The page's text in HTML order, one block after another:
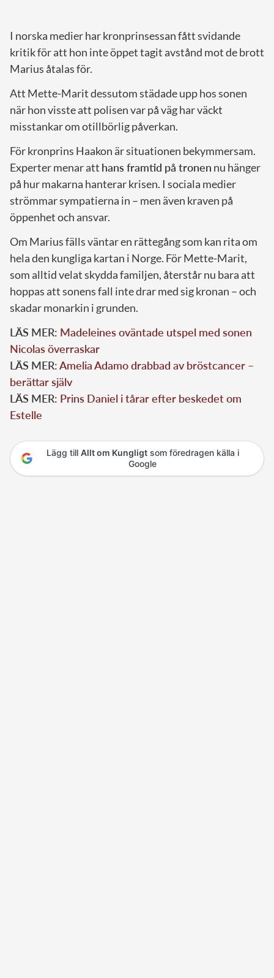
I norska medier har kronprinsessan fått svidande
kritik för att hon inte öppet tagit avstånd mot de brott
Marius åtalas för.
Att Mette-Marit dessutom städade upp hos sonen
när hon visste att polisen var på väg har väckt
misstankar om otillbörlig påverkan.
För kronprins Haakon är situationen bekymmersam.
Experter menar att hans framtid på tronen nu hänger
på hur makarna hanterar krisen. I sociala medier
strömmar sympatierna in – men även kraven på
öppenhet och ansvar.
Om Marius fälls väntar en rättegång som kan rita om
hela den kungliga kartan i Norge. För Mette-Marit,
som alltid velat skydda familjen, återstår nu bara att
hoppas att sonens fall inte drar med sig kronan – och
skadar monarkin i grunden.
LÄS MER: Madeleines oväntade utspel med sonen
Nicolas överraskar
LÄS MER:Amelia Adamo drabbad av bröstcancer –
berättar själv
LÄS MER: Prins Daniel i tårar efter beskedet om
Estelle
Lägg till Allt om Kungligtsom föredragen källa i
Google